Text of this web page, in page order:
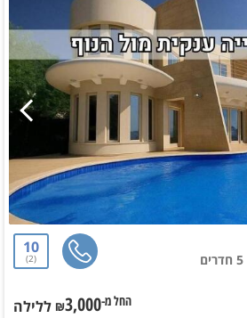
10
2
החל מ-₪3,000 ללילה